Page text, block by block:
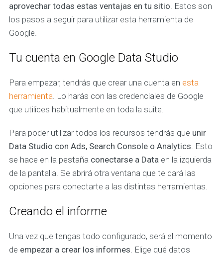
aprovechar todas estas ventajas en tu sitio . Estos son
los pasos a seguir para utilizar esta herramienta de
Google.
Tu cuenta en Google Data Studio
Para empezar, tendrás que crear una cuenta en esta
herramienta . Lo harás con las credenciales de Google
que utilices habitualmente en toda la suite.
Para poder utilizar todos los recursos tendrás que unir
Data Studio con Ads, Search Console o Analytics . Esto
se hace en la pestaña conectarse a Data en la izquierda
de la pantalla. Se abrirá otra ventana que te dará las
opciones para conectarte a las distintas herramientas.
Creando el informe
Una vez que tengas todo configurado, será el momento
de empezar a crear los informes . Elige qué datos